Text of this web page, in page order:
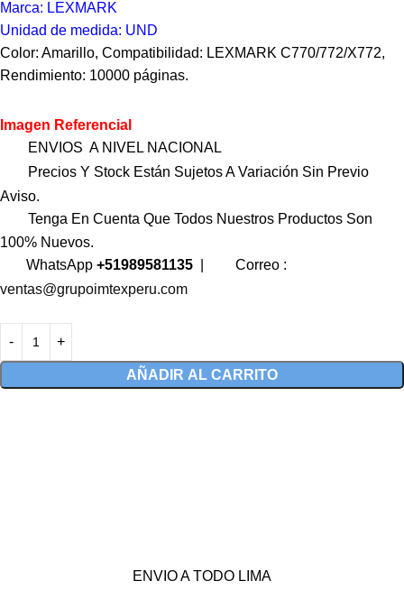
Marca: LEXMARK
Unidad de medida: UND
Color: Amarillo, Compatibilidad: LEXMARK C770/772/X772,
Rendimiento: 10000 páginas.
Imagen Referencial
ENVIOS A NIVEL NACIONAL
Precios Y Stock Están Sujetos A Variación Sin Previo
Aviso.
Tenga En Cuenta Que Todos Nuestros Productos Son
100% Nuevos.
WhatsApp +51989581135
Correo :
ventas@grupoimtexperu.com
AÑADIR AL CARRITO
ENVIO A TODO LIMA